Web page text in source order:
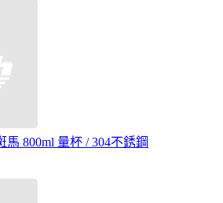
馬 800ml 量杯 / 304不銹鋼